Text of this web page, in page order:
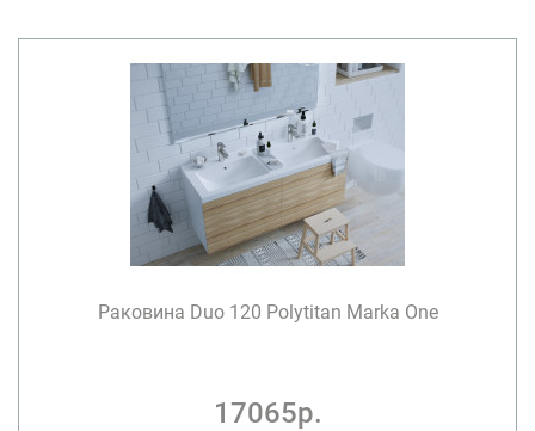
Раковина Duo 120 Polytitan Marka One
17065р.